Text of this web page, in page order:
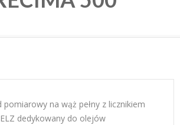
pomiarowy na wąż pełny z licznikiem
dedykowany do olejów